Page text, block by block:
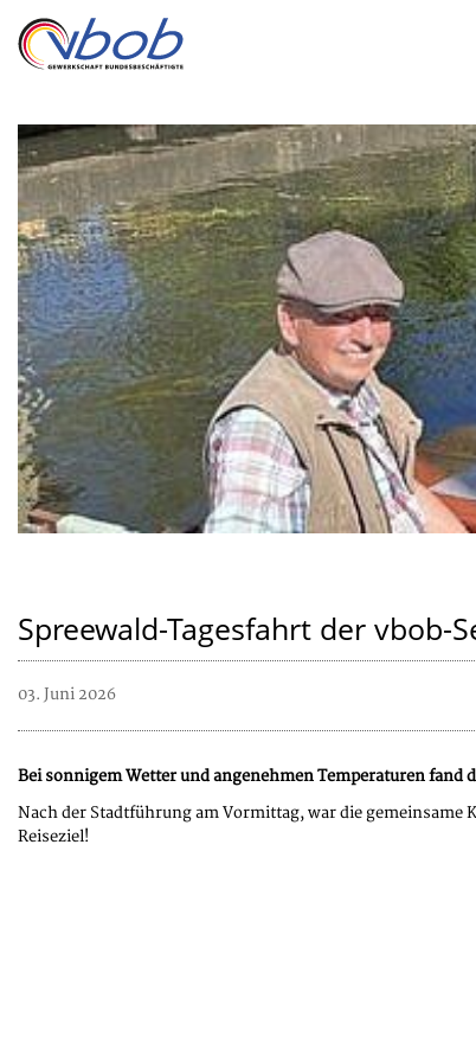
Spreewald-Tagesfahrt der vbob-
03. Juni 2026
Bei sonnigem Wetter und angenehmen Temperaturen fand
Nach der Stadtführung am Vormittag, war die
Reiseziel!